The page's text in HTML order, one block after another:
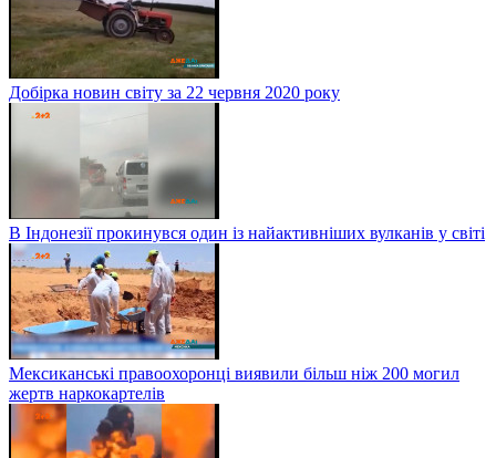
Добірка новин світу за 22 червня 2020 року
В Індонезії прокинувся один із найактивніших вулканів у світі
Мексиканські правоохоронці виявили більш ніж 200 могил
жертв наркокартелів